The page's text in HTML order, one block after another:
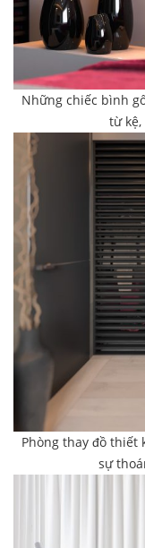
Những chiếc bình
từ
Phòng thay đồ thiết
sự